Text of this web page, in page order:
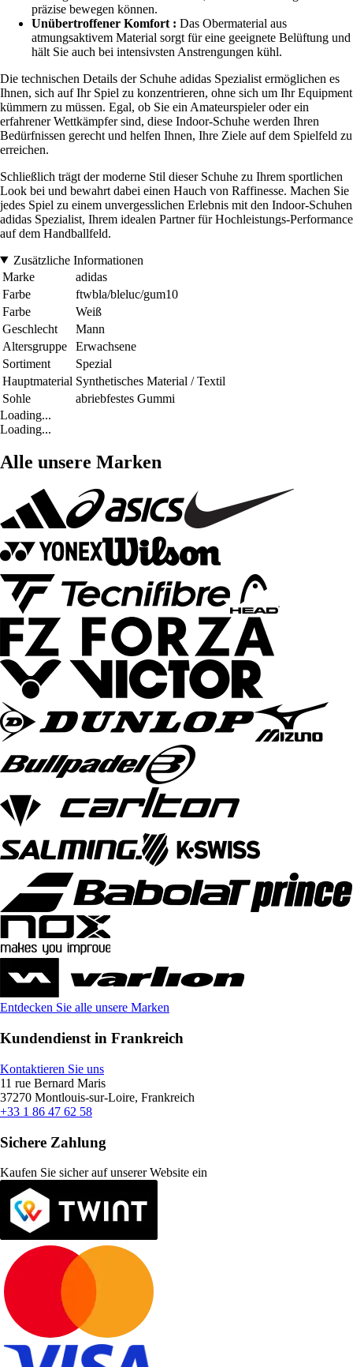
präzise bewegen können.
Unübertroffener Komfort : Das Obermaterial aus
atmungsaktivem Material sorgt für eine geeignete Belüftung und
hält Sie auch bei intensivsten Anstrengungen kühl.
Die technischen Details der Schuhe adidas Spezialist ermöglichen es
Ihnen, sich auf Ihr Spiel zu konzentrieren, ohne sich um Ihr Equipment
kümmern zu müssen. Egal, ob Sie ein Amateurspieler oder ein
erfahrener Wettkämpfer sind, diese Indoor-Schuhe werden Ihren
Bedürfnissen gerecht und helfen Ihnen, Ihre Ziele auf dem Spielfeld zu
erreichen.
Schließlich trägt der moderne Stil dieser Schuhe zu Ihrem sportlichen
Look bei und bewahrt dabei einen Hauch von Raffinesse. Machen Sie
jedes Spiel zu einem unvergesslichen Erlebnis mit den Indoor-Schuhen
adidas Spezialist, Ihrem idealen Partner für Hochleistungs-Performance
auf dem Handballfeld.
Zusätzliche Informationen
Marke
adidas
Farbe
ftwbla/bleluc/gum10
Farbe
Weiß
Geschlecht
Mann
Altersgruppe
Erwachsene
Sortiment
Spezial
Hauptmaterial Synthetisches Material / Textil
Sohle
abriebfestes Gummi
Loading...
Loading...
Alle unsere Marken
Entdecken Sie alle unsere Marken
Kundendienst in Frankreich
Kontaktieren Sie uns
11 rue Bernard Maris
37270 Montlouis-sur-Loire, Frankreich
+33 1 86 47 62 58
Sichere Zahlung
Kaufen Sie sicher auf unserer Website ein